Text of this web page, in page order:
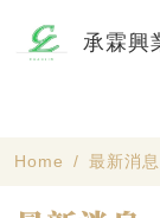
承霖興
Home 最新消息